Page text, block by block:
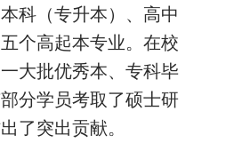
科（专升本）、高中
个高起本专业。在校
大批优秀本、专科毕
分学员考取了硕士研
了突出贡献。